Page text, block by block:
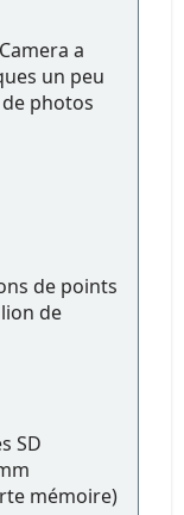
a
un peu
photos
de points
de
SD
mémoire)